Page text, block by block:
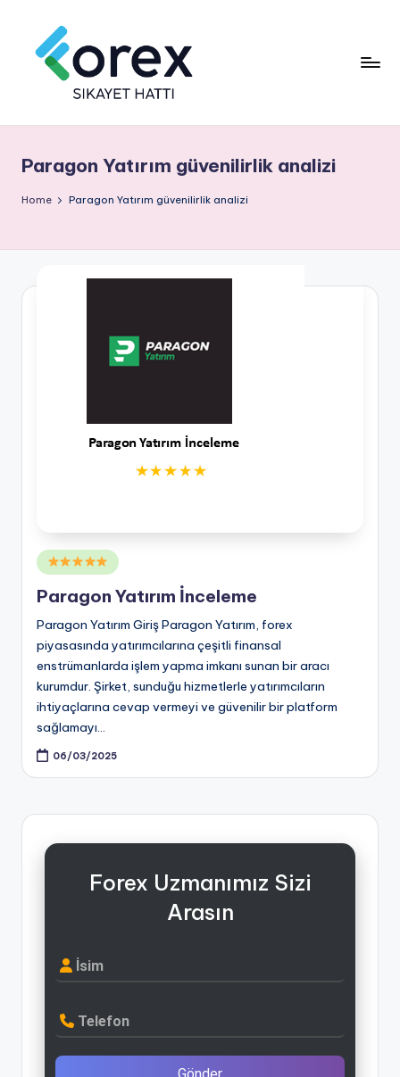
Paragon Yatırım güvenilirlik analizi
Home Paragon Yatırım güvenilirlik analizi
Posted
in
Paragon Yatırım İnceleme
Paragon Yatırım Giriş Paragon Yatırım, forex
piyasasında yatırımcılarına çeşitli finansal
enstrümanlarda işlem yapma imkanı sunan bir aracı
kurumdur. Şirket, sunduğu hizmetlerle yatırımcıların
ihtiyaçlarına cevap vermeyi ve güvenilir bir platform
sağlamayı…
06/03/2025
Forex Uzmanımız Sizi
Arasın
İsim
Telefon